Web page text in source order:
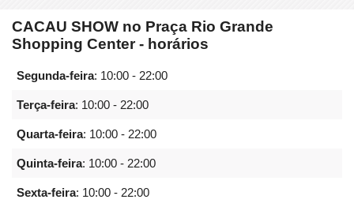
CACAU SHOW no Praça Rio Grande
Shopping Center - horários
Segunda-feira: 10:00 - 22:00
Terça-feira: 10:00 - 22:00
Quarta-feira: 10:00 - 22:00
Quinta-feira: 10:00 - 22:00
Sexta-feira: 10:00 - 22:00